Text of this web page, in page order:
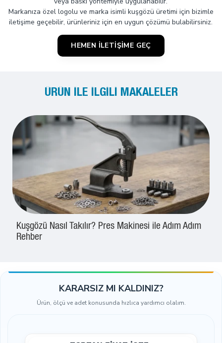
Markanıza özel logolu ve marka isimli kuşgözü üretimi için bizimle
iletişime geçebilir, ürünleriniz için en uygun çözümü bulabilirsiniz.
HEMEN İLETIŞIME GEÇ
ÜRÜN ILE İLGILI MAKALELER
Kuşgözü Nasıl Takılır? Pres Makinesi ile Adım Adım
Rehber
KARARSIZ MI KALDINIZ?
Ürün, ölçü ve adet konusunda hızlıca yardımcı olalım.